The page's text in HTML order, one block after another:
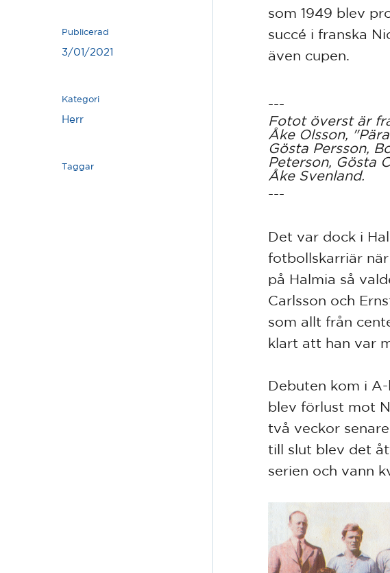
Publicerad
3/01/2021
Kategori
Herr
Taggar
som 1949 blev
succé i franska
även cupen.
---
Fotot överst är
Åke Olsson,
Gösta Persson,
Peterson, Gösta
Åke Svenland.
---
Det var dock i
fotbollskarriär
på Halmia så
Carlsson och
som allt från
klart att han var
Debuten kom i
blev förlust mot
två veckor
till slut blev det
serien och vann